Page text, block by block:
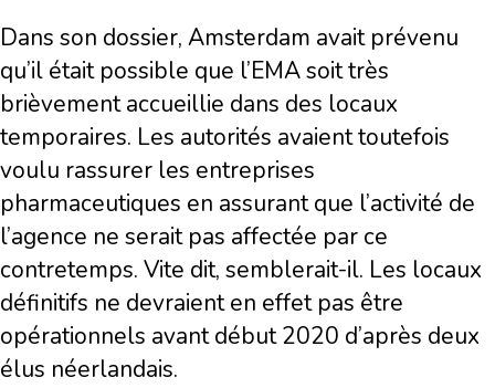
Dans son dossier, Amsterdam avait prévenu
qu’il était possible que l’EMA soit très
brièvement accueillie dans des locaux
temporaires. Les autorités avaient toutefois
voulu rassurer les entreprises
pharmaceutiques en assurant que l’activité de
l’agence ne serait pas affectée par ce
contretemps. Vite dit, semblerait-il. Les locaux
définitifs ne devraient en effet pas être
opérationnels avant début 2020 d’après deux
élus néerlandais.